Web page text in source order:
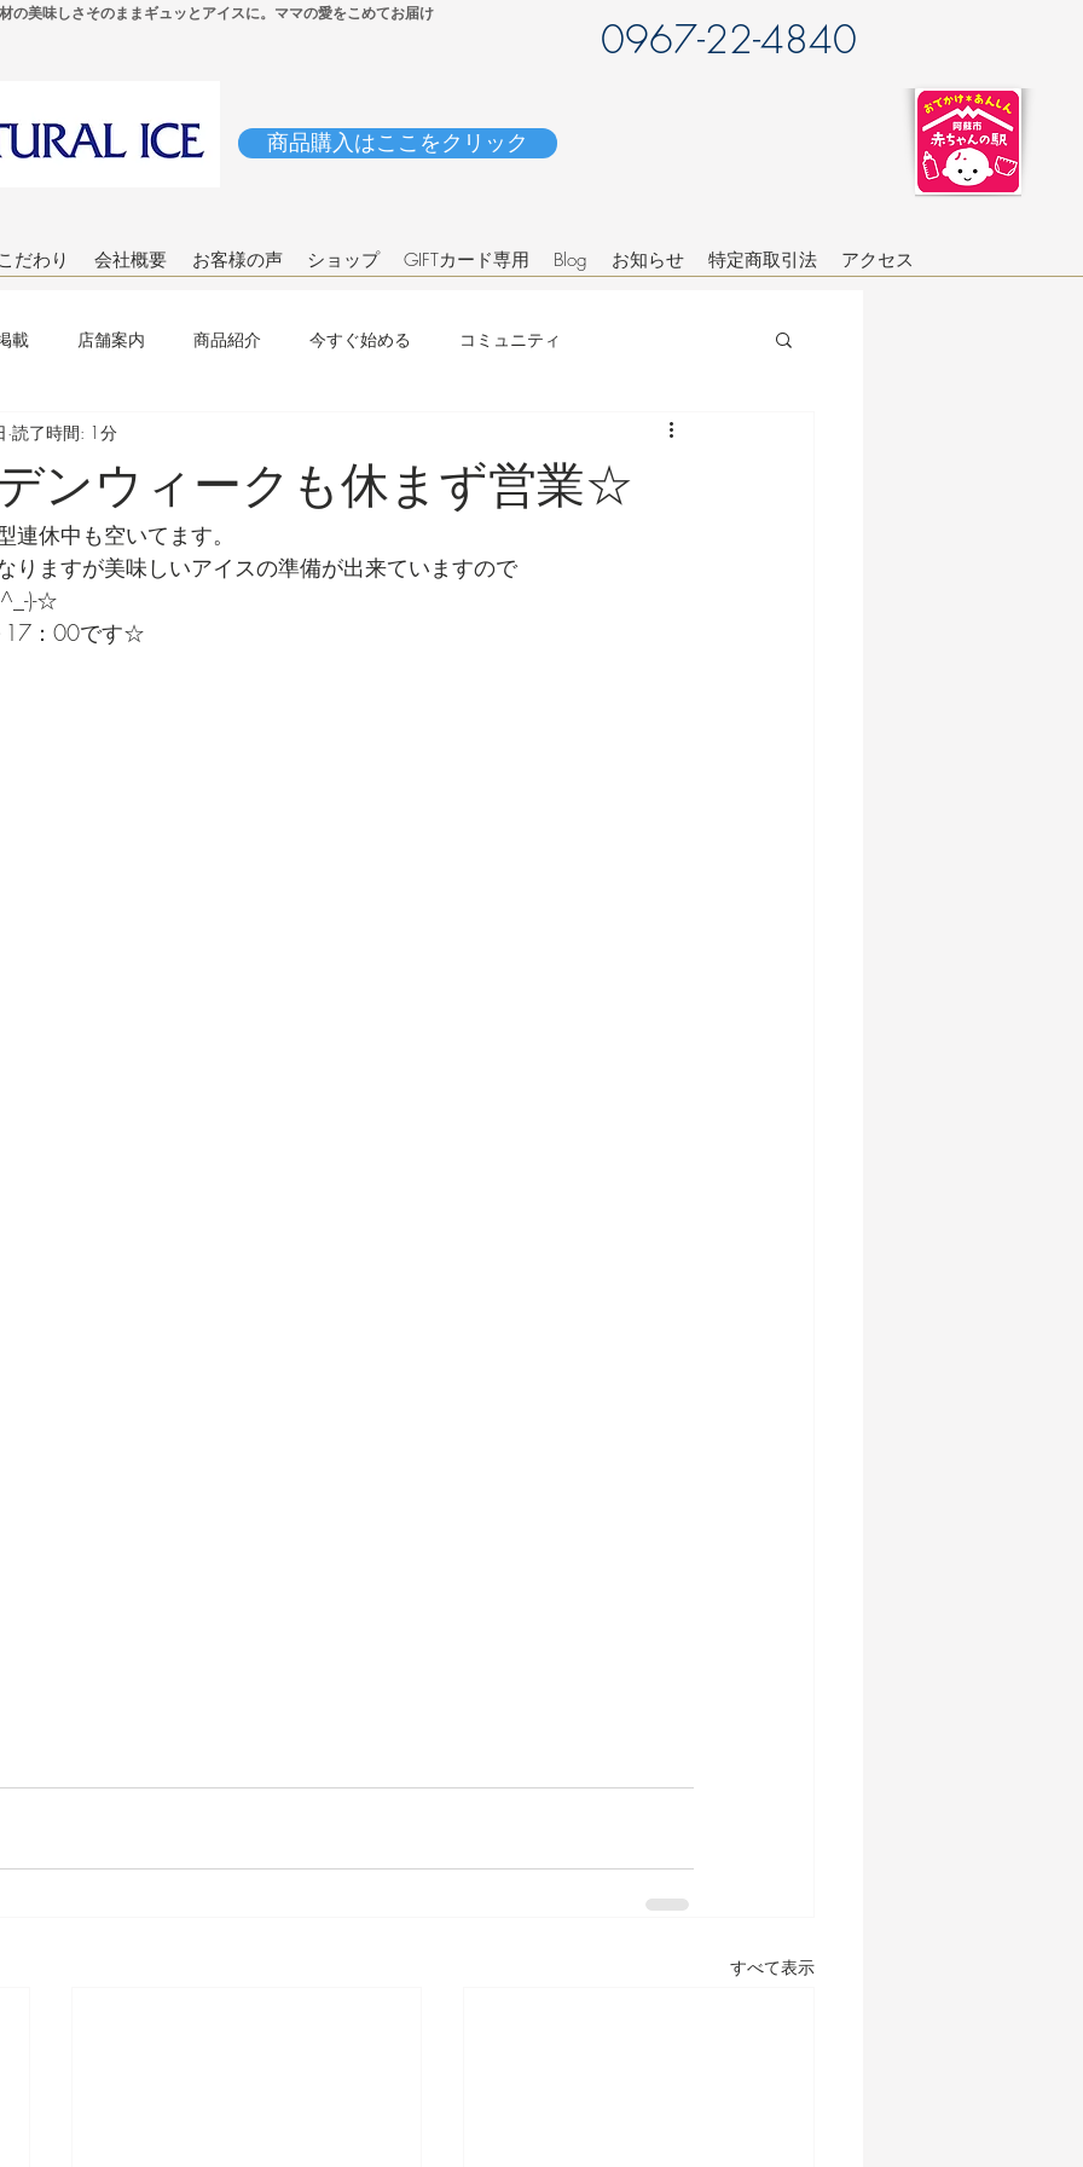
の美味しさそのままギュッとアイスに。ママの愛をこめてお届け 0967-22-4840
商品購入はここをクリック
だわり 会社概要 お客様の声 ショップ GIFTカード専用 Blog お知らせ 特定商取引法 アクセス
載 店舗案内 商品紹介 今すぐ始める コミュニティ
ンウィークも休まず営業☆
読了時間: 1分
休中も空いてます。
りますが美味しいアイスの準備が出来ていますので
)-☆
17：00です☆
すべて表示